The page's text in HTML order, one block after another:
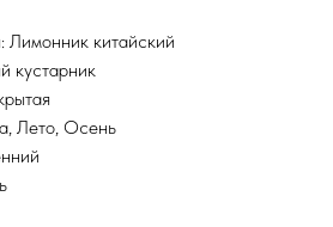
Лимонник китайский
кустарник
Лето, Осень